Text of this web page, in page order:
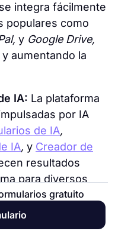
integra fácilmente
populares como
y Google Drive,
aumentando la
IA: La plataforma
por IA
de IA,
IA, y Creador de
resultados
para diversos
móvil de
gratuito